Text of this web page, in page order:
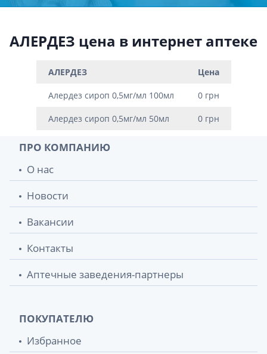
АЛЕРДЕЗ цена в интернет аптеке
АЛЕРДЕЗ Цена
Алердез сироп 0,5мг/мл 100мл 0 грн
Алердез сироп 0,5мг/мл 50мл 0 грн
ПРО КОМПАНИЮ
О нас
Новости
Вакансии
Контакты
Аптечные заведения-партнеры
ПОКУПАТЕЛЮ
Избранное